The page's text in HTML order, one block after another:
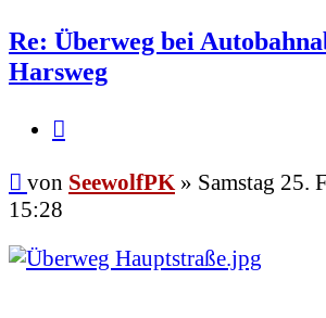
Re: Überweg bei
Harsweg
Beitrag
von SeewolfPK » Samstag 25.
15:28